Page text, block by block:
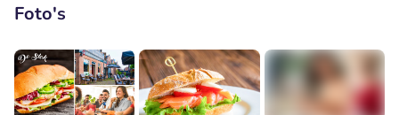
Foto's